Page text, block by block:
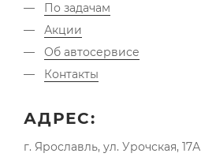
По задачам
Акции
Об автосервисе
Контакты
АДРЕС:
г. Ярославль, ул. Урочская, 17А